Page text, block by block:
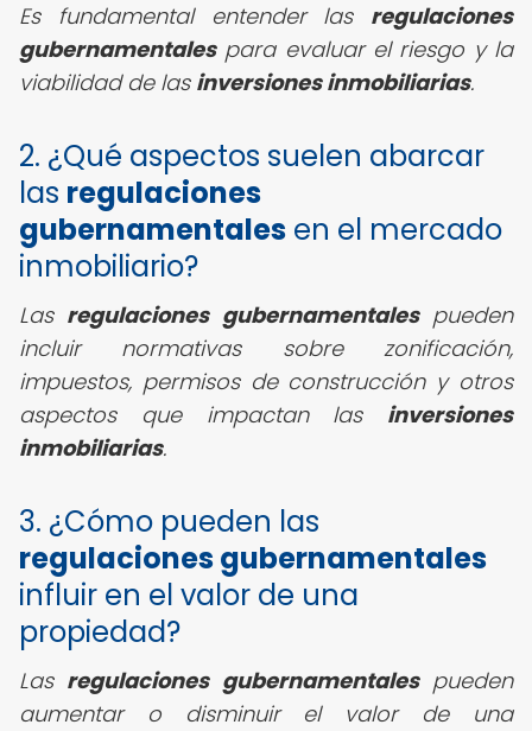
Es fundamental entender las regulaciones
gubernamentalespara evaluar el riesgo y la
viabilidad de las inversiones inmobiliarias.
2. ¿Qué aspectos suelen abarcar
las regulaciones
gubernamentales en el mercado
inmobiliario?
Las regulaciones gubernamentalespueden
incluir normativas sobre zonificación,
impuestos, permisos de construcción y otros
aspectos que impactan las inversiones
inmobiliarias.
3. ¿Cómo pueden las
regulaciones gubernamentales
influir en el valor de una
propiedad?
Las regulaciones gubernamentalespueden
aumentar o disminuir el valor de una